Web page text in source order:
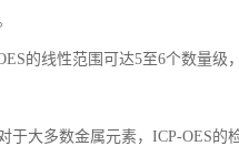
的线性范围可达5至6个数量
于大多数金属元素，ICP-OES的